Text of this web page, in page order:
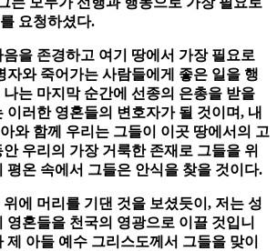
요청하셨다.
을 존경하고 여기 땅에서 가장 필요로
자와 죽어가는 사람들에게 좋은 일을 행
는 마지막 순간에 선종의 은총을 받을
이러한 영혼들의 변호자가 될 것이며, 내
와 함께 우리는 그들이 이곳 땅에서의 고
우리의 가장 거룩한 존재로 그들을 위
평온 속에서 그들은 안식을 찾을 것이다.
에 머리를 기댄 것을 보셨듯이, 저는 성
영혼들을 천국의 영광으로 이끌 것입니
제 아들 예수 그리스도께서 그들을 맞이